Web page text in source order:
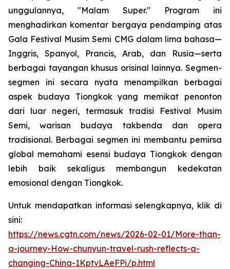
unggulannya, "Malam Super." Program ini
menghadirkan komentar bergaya pendamping atas
Gala Festival Musim Semi CMG dalam lima bahasa—
Inggris, Spanyol, Prancis, Arab, dan Rusia—serta
berbagai tayangan khusus orisinal lainnya. Segmen-
segmen ini secara nyata menampilkan berbagai
aspek budaya Tiongkok yang memikat penonton
dari luar negeri, termasuk tradisi Festival Musim
Semi, warisan budaya takbenda dan opera
tradisional. Berbagai segmen ini membantu pemirsa
global memahami esensi budaya Tiongkok dengan
lebih baik sekaligus membangun kedekatan
emosional dengan Tiongkok.
Untuk mendapatkan informasi selengkapnya, klik di
sini:
https://news.cgtn.com/news/2026-02-01/More-than-
a-journey-How-chunyun-travel-rush-reflects-a-
changing-China-1KptvLAeFPi/p.html